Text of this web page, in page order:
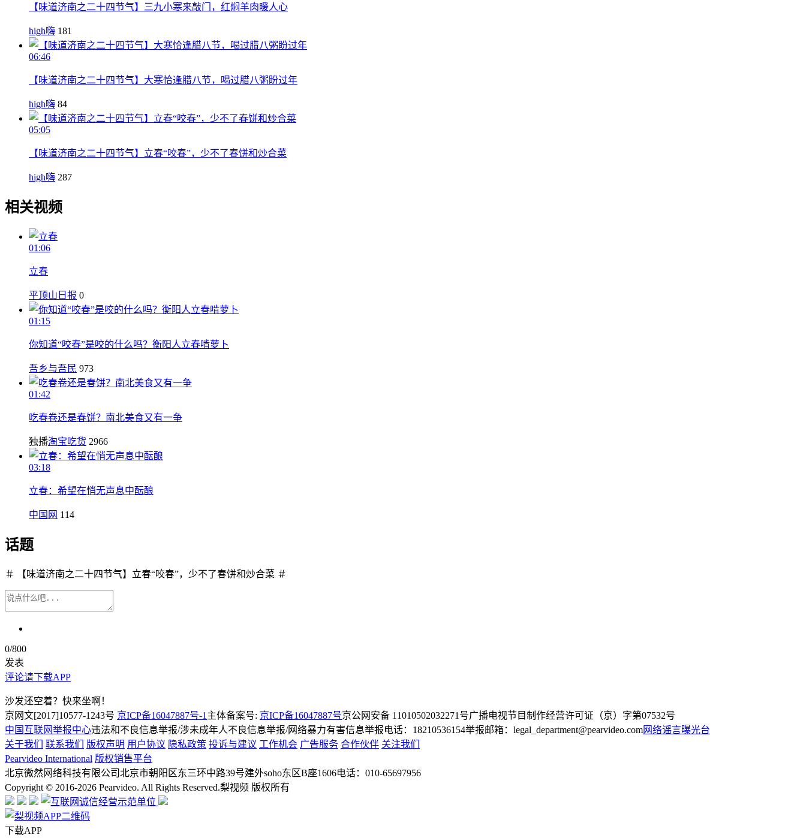
【味道济南之二十四节气】三九小寒来敲门，红焖羊肉暖人心
high嗨 181
06:46
【味道济南之二十四节气】大寒恰逢腊八节，喝过腊八粥盼过年
high嗨 84
05:05
【味道济南之二十四节气】立春“咬春”，少不了春饼和炒合菜
high嗨 287
相关视频
01:06
立春
平顶山日报 0
01:15
你知道“咬春”是咬的什么吗？衡阳人立春啃萝卜
吾乡与吾民 973
01:42
吃春卷还是春饼？南北美食又有一争
独播淘宝吃货 2966
03:18
立春：希望在悄无声息中酝酿
中国网 114
话题
＃ 【味道济南之二十四节气】立春“咬春”，少不了春饼和炒合菜 ＃
0/800
发表
评论请下载APP
沙发还空着？快来坐啊！
京网文[2017]10577-1243号 京ICP备16047887号-1 主体备案号: 京ICP备16047887号京公网安备 11010502032271号广播电视节目制作经营许可证（京）字第07532号
中国互联网举报中心违法和不良信息举报/涉未成年人不良信息举报/网络暴力有害信息举报电话：18210536154举报邮箱：legal_department@pearvideo.com网络谣言曝光台
关于我们
联系我们 版权声明 用户协议 隐私政策 投诉与建议 工作机会 广告服务 合作伙伴 关注我们
Pearvideo International 版权销售平台
北京微然网络科技有限公司北京市朝阳区东三环中路39号建外soho东区B座1606电话：010-65697956
Copyright © 2016-2026 Pearvideo. All Rights Reserved.梨视频 版权所有
下载APP